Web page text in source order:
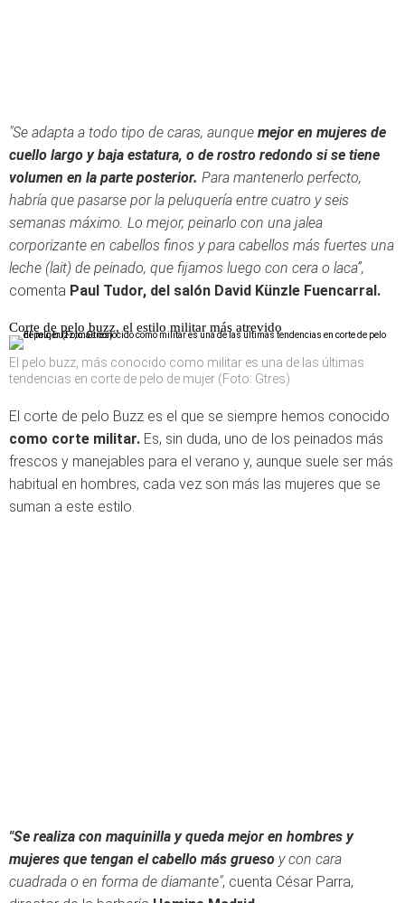
"Se adapta a todo tipo de caras, aunque mejor en mujeres de
cuello largo y baja estatura, o de rostro redondo si se tiene
volumen en la parte posterior. Para mantenerlo perfecto,
habría que pasarse por la peluquería entre cuatro y seis
semanas máximo. Lo mejor, peinarlo con una jalea
corporizante en cabellos finos y para cabellos más fuertes una
leche (lait) de peinado, que fijamos luego con cera o laca”,
comenta Paul Tudor, del salón David Künzle Fuencarral.
Corte de pelo buzz, el estilo militar más atrevido
El pelo buzz, más conocido como militar es una de las últimas
tendencias en corte de pelo de mujer (Foto: Gtres)
El corte de pelo Buzz es el que se siempre hemos conocido
como corte militar. Es, sin duda, uno de los peinados más
frescos y manejables para el verano y, aunque suele ser más
habitual en hombres, cada vez son más las mujeres que se
suman a este estilo.
"Se realiza con maquinilla y queda mejor en hombres y
mujeres que tengan el cabello más grueso y con cara
cuadrada o en forma de diamante", cuenta César Parra,